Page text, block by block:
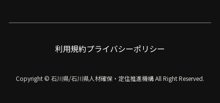
利用規約プライバシーポリシー
Copyright © 石川県/石川県人材確保・定住推進機構All Right Reserved.